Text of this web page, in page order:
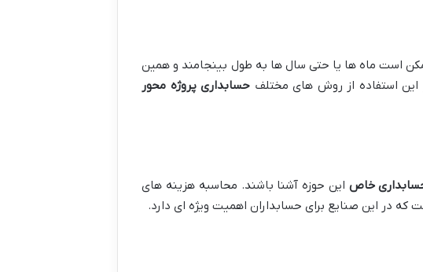
است ماه ها یا حتی سال ها به طول بینجامند و همین
این استفاده از روش های مختلف حسابداری پروژه محور
خاص این حوزه آشنا باشند. محاسبه هزینه های
در این صنایع برای حسابداران اهمیت ویژه ای دارد.